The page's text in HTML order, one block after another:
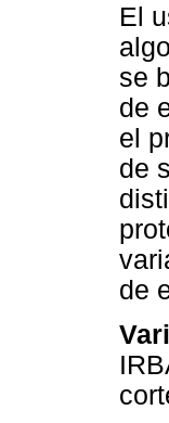
El
se
de
el
de
de